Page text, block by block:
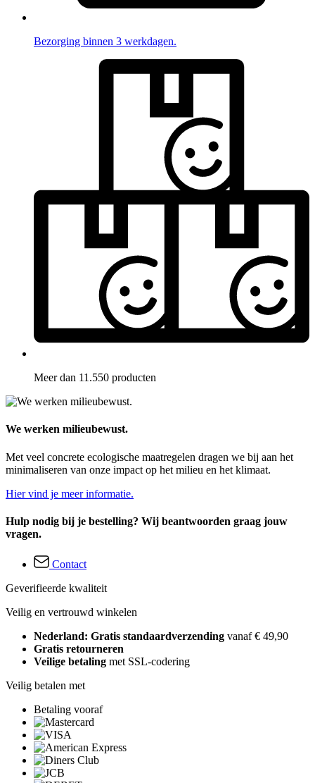
Bezorging binnen 3 werkdagen.
Meer dan 11.550 producten
We werken milieubewust.
Met veel concrete ecologische maatregelen dragen we bij aan het
minimaliseren van onze impact op het milieu en het klimaat.
Hier vind je meer informatie.
Hulp nodig bij je bestelling? Wij beantwoorden graag jouw
vragen.
Contact
Geverifieerde kwaliteit
Veilig en vertrouwd winkelen
Nederland: Gratis standaardverzending vanaf € 49,90
Gratis retourneren
Veilige betaling met SSL-codering
Veilig betalen met
Betaling vooraf